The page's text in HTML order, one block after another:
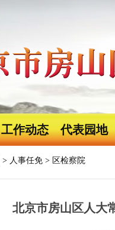
工作动态 代表园地
> 人事任免 > 区检察院
北京市房山区人大